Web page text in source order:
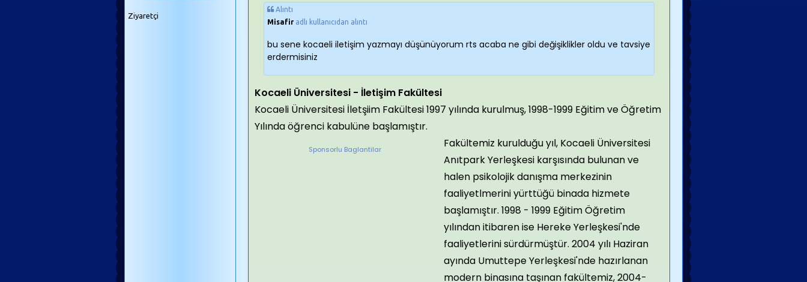
Ziyaretçi
Alıntı
Misafir adlı kullanıcıdan alıntı
bu sene kocaeli iletişim yazmayı düşünüyorum rts acaba ne gibi değişiklikler oldu ve tavsiye
erdermisiniz
Kocaeli Üniversitesi - İletişim Fakültesi
Kocaeli Üniversitesi İletşiim Fakültesi 1997 yılında kurulmuş, 1998-1999 Eğitim ve Öğretim
Yılında öğrenci kabulüne başlamıştır.
Sponsorlu Baglantilar
Fakültemiz kurulduğu yıl, Kocaeli Üniversitesi
Anıtpark Yerleşkesi karşısında bulunan ve
halen psikolojik danışma merkezinin
faaliyetlmerini yürttüğü binada hizmete
başlamıştır. 1998 - 1999 Eğitim Öğretim
yılından itibaren ise Hereke Yerleşkesi'nde
faaliyetlerini sürdürmüştür. 2004 yılı Haziran
ayında Umuttepe Yerleşkesi'nde hazırlanan
modern binasına taşınan fakültemiz, 2004-